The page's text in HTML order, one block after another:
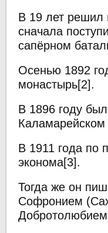
В 19 лет решил
сначала
сапёрном
Осенью 1892
монастырь[2].
В 1896 году
В 1911 года по
эконома[3].
Тогда же он
Софронием